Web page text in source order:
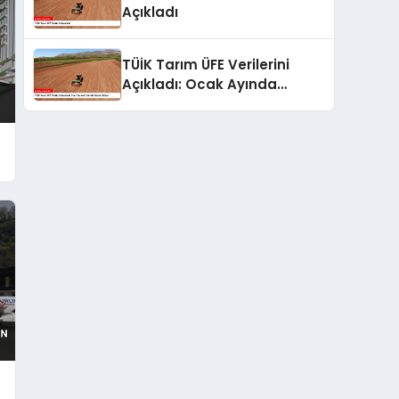
Açıkladı
TÜİK Tarım ÜFE Verilerini
Açıkladı: Ocak Ayında